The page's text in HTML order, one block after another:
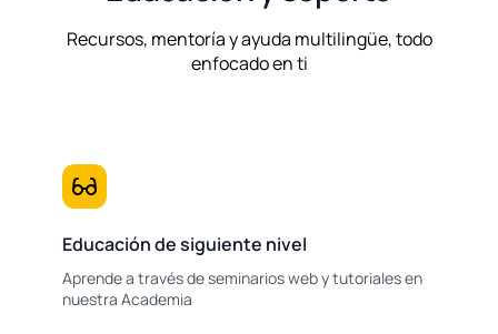
Recursos, mentoría y ayuda multilingüe, todo
enfocado en ti
Educación de siguiente nivel
Aprende a través de seminarios web y tutoriales en
nuestra Academia